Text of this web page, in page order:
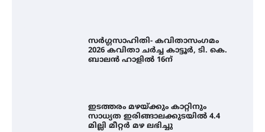
സർഗ്ഗസാഹിതി- കവിതാസംഗമം
2026 കവിതാ ചർച്ച കാട്ടൂർ, ടി. കെ.
ബാലൻ ഹാളിൽ 16ന്
ഇടത്തരം മഴയ്ക്കും കാറ്റിനും
സാധ്യത ഇരിങ്ങാലക്കുടയിൽ 4.4
മില്ലി മീറ്റർ മഴ ലഭിച്ചു